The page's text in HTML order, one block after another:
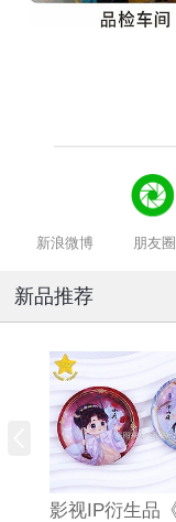
新浪微博 朋友圈
新品推荐